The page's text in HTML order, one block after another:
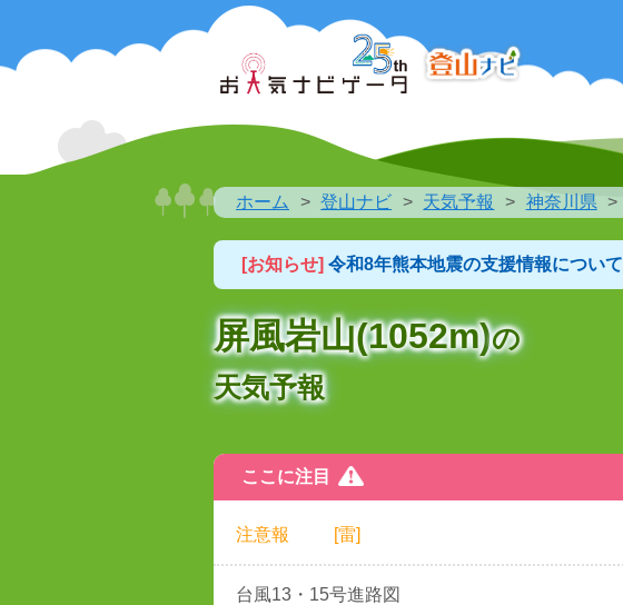
ホーム 登山ナビ 天気予報 神奈川県
[お知らせ] 令和8年熊本地震の支援情報について
屏風岩山(1052m)の
天気予報
ここに注目
注意報 [雷]
台風13・15号進路図